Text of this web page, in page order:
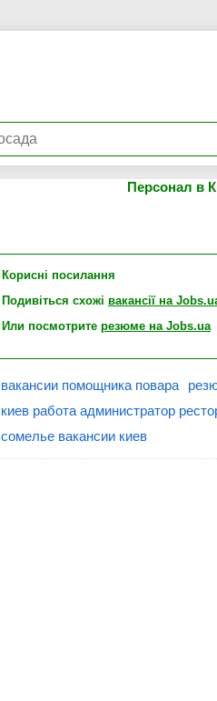
Персонал в
Корисні посилання
Подивіться схожі вакансії на
Или посмотрите резюме на Jobs.ua
вакансии помощника повара
киев работа администратор
сомелье вакансии киев